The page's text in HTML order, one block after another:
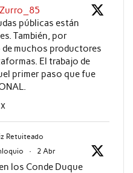
públicas están
También, por
muchos productores
El trabajo de
primer paso que fue
X
Retuiteado
· 2 Abr
los Conde Duque